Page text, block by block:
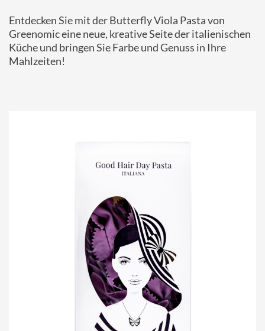
Entdecken Sie mit der Butterfly Viola Pasta von
Greenomic eine neue, kreative Seite der italienischen
Küche und bringen Sie Farbe und Genuss in Ihre
Mahlzeiten!